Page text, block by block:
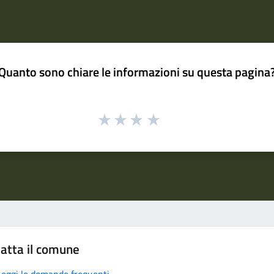
sono chiare le informazioni su questa
il comune